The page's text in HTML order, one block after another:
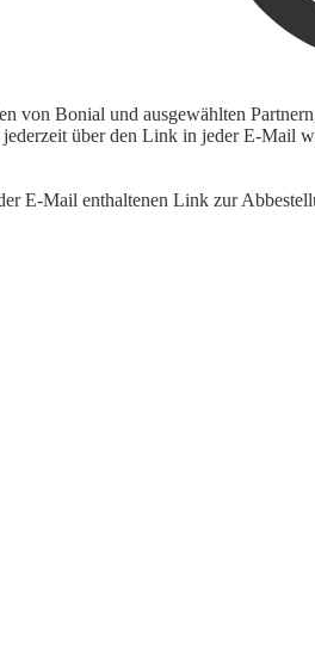
von Bonial und ausgewählten
über den Link in jeder E-Mail
E-Mail enthaltenen Link zur